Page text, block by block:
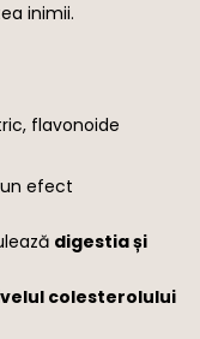
inimii.
flavonoide
efect
digestia și
colesterolului